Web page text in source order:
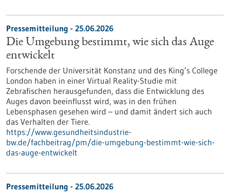
Pressemitteilung - 25.06.2026
Die Umgebung bestimmt, wie sich das Auge
entwickelt
Forschende der Universität Konstanz und des King’s College
London haben in einer Virtual Reality-Studie mit
Zebrafischen herausgefunden, dass die Entwicklung des
Auges davon beeinflusst wird, was in den frühen
Lebensphasen gesehen wird – und damit ändert sich auch
das Verhalten der Tiere.
https://www.gesundheitsindustrie-
bw.de/fachbeitrag/pm/die-umgebung-bestimmt-wie-sich-
das-auge-entwickelt
Pressemitteilung - 25.06.2026